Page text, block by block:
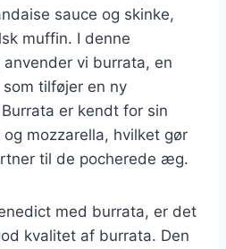
sauce og skinke,
muffin. I denne
vi burrata, en
tilføjer en ny
er kendt for sin
mozzarella, hvilket gør
til de pocherede æg.
med burrata, er det
kvalitet af burrata. Den